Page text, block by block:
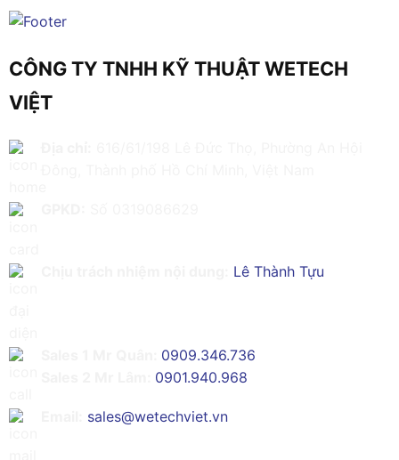
CÔNG TY TNHH KỸ THUẬT WETECH
VIỆT
Lê Thành Tựu
0909.346.736
0901.940.968
sales@wetechviet.vn